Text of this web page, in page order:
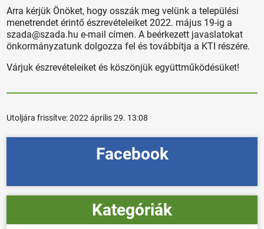
Arra kérjük Önöket, hogy osszák meg velünk a települési
menetrendet érintő észrevételeiket 2022. május 19-ig a
szada@szada.hu e-mail címen. A beérkezett javaslatokat
önkormányzatunk dolgozza fel és továbbítja a KTI részére.
Várjuk észrevételeiket és köszönjük együttműködésüket!
Utoljára frissítve:2022 április 29. 13:08
Facebook
Kategóriák